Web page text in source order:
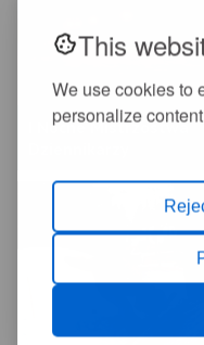
This
We use cookies to
personalize
I Nocne Mistrzostwa